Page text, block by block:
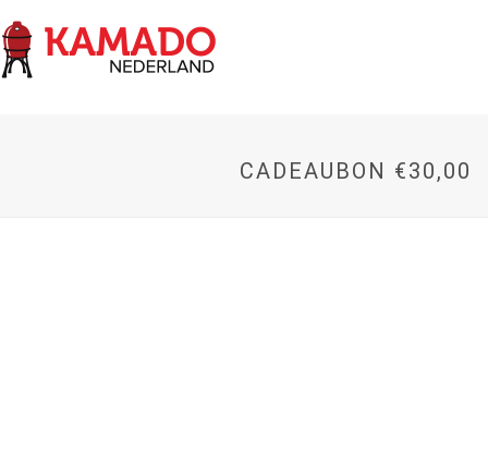
CADEAUBON €30,00